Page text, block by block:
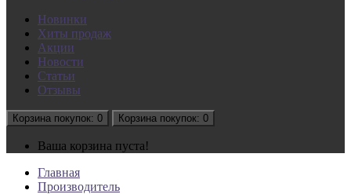
Новинки
Хиты продаж
Акции
Новости
Статьи
Отзывы
Корзина покупок: 0 Корзина покупок: 0
Ваша корзина пуста!
Главная
Производитель